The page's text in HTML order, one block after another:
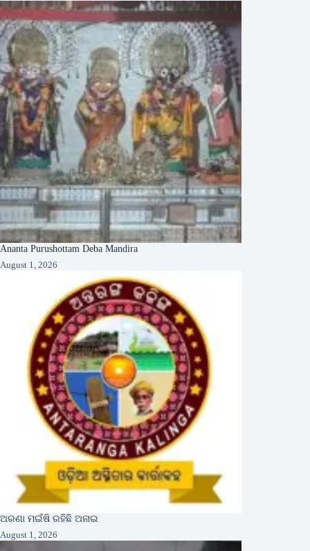
Ananta Purushottam Deba Mandira
August 1, 2026
ଅରଣା ମଇଁଷି ରହିଛି ଅନାଇ
August 1, 2026